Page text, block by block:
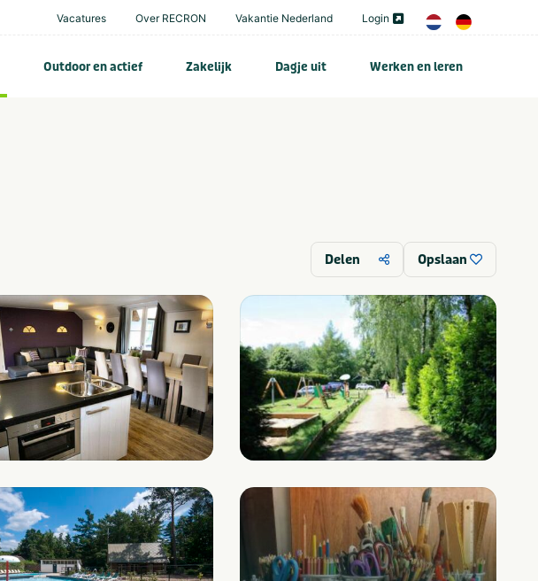
Vacatures Over RECRON Vakantie Nederland Login
Outdoor en actief Zakelijk Dagje uit Werken en leren
Delen Opslaan